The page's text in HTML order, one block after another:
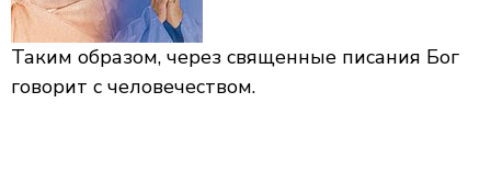
Таким образом, через священные писания Бог
говорит с человечеством.